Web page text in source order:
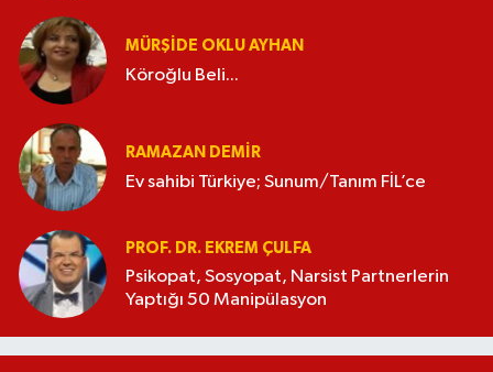
MÜRŞIDE OKLU AYHAN
Köroğlu Beli...
RAMAZAN DEMİR
Ev sahibi Türkiye; Sunum/Tanım FİL’ce
PROF. DR. EKREM ÇULFA
Psikopat, Sosyopat, Narsist Partnerlerin
Yaptığı 50 Manipülasyon